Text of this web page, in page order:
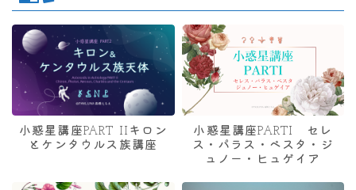
小惑星講座PART IIキロン
とケンタウルス族講座
小惑星講座PARTI セレ
ス・パラス・ベスタ・ジ
ュノー・ヒュゲイア